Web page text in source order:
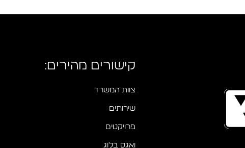
קישורים מהירים:
צוות המשרד
שירותים
פרויקטים
ואגס בלוג